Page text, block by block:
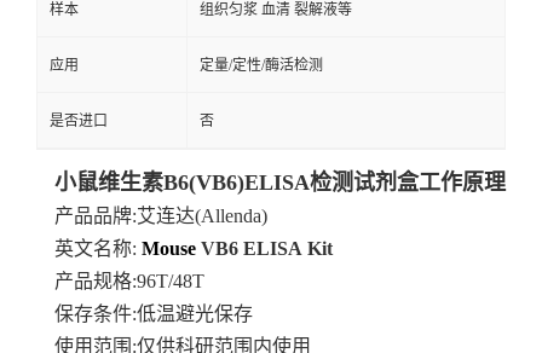
样本 组织匀浆 血清 裂解液等
应用 定量/定性/酶活检测
是否进口 否
小鼠维生素B6(VB6)ELISA检测试剂盒工作原理
产品品牌:艾连达(Allenda)
英文名称: Mouse VB6 ELISA Kit
产品规格:96T/48T
保存条件:低温避光保存
使用范围 :仅供科研范围内使用